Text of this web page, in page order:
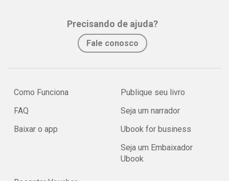
Precisando de ajuda?
Fale conosco
Como Funciona
FAQ
Baixar o app
Publique seu livro
Seja um narrador
Ubook for business
Seja um Embaixador
Ubook